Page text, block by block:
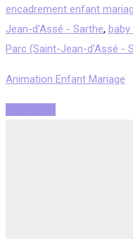
encadrement enfant
Jean-d'Assé - Sarthe,
Parc (Saint-Jean-d'Assé -
Animation Enfant Mariage